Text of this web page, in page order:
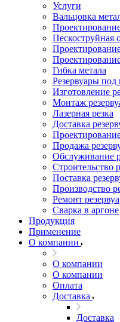
Услуги
Вальцовка
Пескоструйная
Гибка метала
Резервуары под
Изготовление
Монтаж
Лазерная резка
Доставка
Продажа
Обслуживание
Cтроительство
Поставка
Производство
Ремонт
Сварка в аргоне
Продукция
Применение
О компании
О компании
О компании
Оплата
Доставка
Доставка